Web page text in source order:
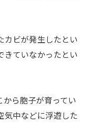
カビが発生したとい
きていなかったとい
ら胞子が育ってい
気中などに浮遊した